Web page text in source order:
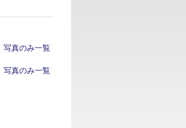
写真のみ一覧
写真のみ一覧